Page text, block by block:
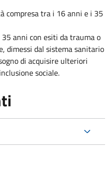
compresa tra i 16 anni e i 35
anni con esiti da trauma o
dimessi dal sistema sanitario
di acquisire ulteriori
sociale.